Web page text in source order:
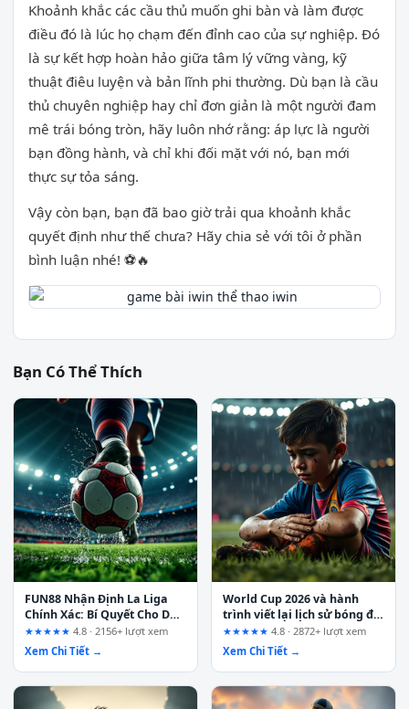
Khoảnh khắc các cầu thủ muốn ghi bàn và làm được
điều đó là lúc họ chạm đến đỉnh cao của sự nghiệp. Đó
là sự kết hợp hoàn hảo giữa tâm lý vững vàng, kỹ
thuật điêu luyện và bản lĩnh phi thường. Dù bạn là cầu
thủ chuyên nghiệp hay chỉ đơn giản là một người đam
mê trái bóng tròn, hãy luôn nhớ rằng: áp lực là người
bạn đồng hành, và chỉ khi đối mặt với nó, bạn mới
thực sự tỏa sáng.
Vậy còn bạn, bạn đã bao giờ trải qua khoảnh khắc
quyết định như thế chưa? Hãy chia sẻ với tôi ở phần
bình luận nhé! ⚽🔥
Bạn Có Thể Thích
FUN88 Nhận Định La Liga
Chính Xác: Bí Quyết Cho Dân
Cá Độ Thông Minh
★★★★★ 4.8 · 2156+ lượt xem
Xem Chi Tiết →
World Cup 2026 và hành
trình viết lại lịch sử bóng đá
thế giới
★★★★★ 4.8 · 2872+ lượt xem
Xem Chi Tiết →